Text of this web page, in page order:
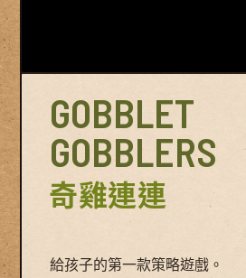
GOBBLET
GOBBLERS
奇雞連連
給孩子的第一款策略遊戲。